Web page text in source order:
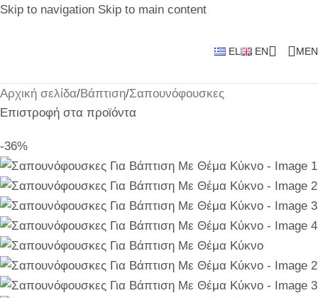
Skip to navigation Skip to main content
EL EN
Αρχική σελίδα/Βάπτιση/Σαπουνόφουσκες
Επιστροφή στα προϊόντα
-36%